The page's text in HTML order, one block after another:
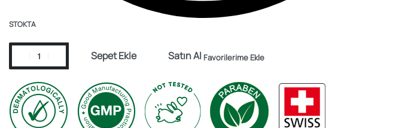
STOKTA
Sepet Ekle Satın Al Favorilerime Ekle